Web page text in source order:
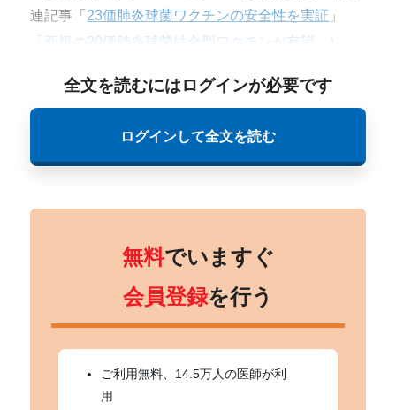
連記事「 23価肺炎球菌ワクチンの安全性を実証 」
新規の20価肺炎球菌結合型ワクチンが有望
全文を読むにはログインが必要です
ログインして全文を読む
無料でいますぐ
会員登録を行う
ご利用無料、14.5万人の医師が利
用